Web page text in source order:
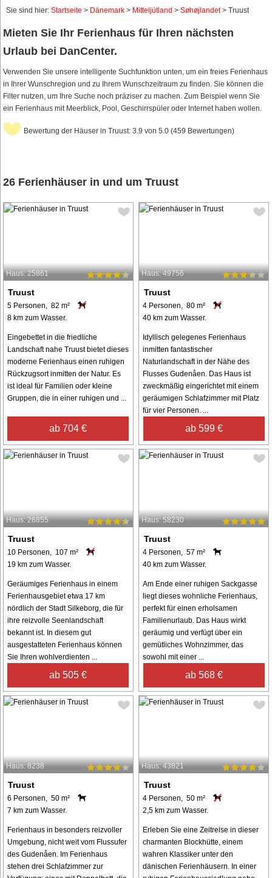
Sie sind hier: Startseite > Dänemark > Mitteljütland > Søhøjlandet> Truust
Mieten Sie Ihr Ferienhaus für Ihren nächsten
Urlaub bei DanCenter.
Verwenden Sie unsere intelligente Suchfunktion unten, um ein freies Ferienhaus
in Ihrer Wunschregion und zu Ihrem Wunschzeitraum zu finden. Sie können die
Filter nutzen, um Ihre Suche noch präziser zu machen. Zum Beispiel wenn Sie
ein Ferienhaus mit Meerblick, Pool, Geschirrspüler oder Internet haben wollen.
Bewertung der Häuser in Truust: 3.9 von 5.0 (459 Bewertungen)
26 Ferienhäuser in und um Truust
Haus: 25861
Truust
5 Personen, 82 m²
8 km zum Wasser.
Eingebettet in die friedliche
Landschaft nahe Truust bietet dieses
moderne Ferienhaus einen ruhigen
Rückzugsort inmitten der Natur. Es
ist ideal für Familien oder kleine
Gruppen, die in einer ruhigen und ...
ab 704 €
Haus: 49756
Truust
4 Personen, 80 m²
40 km zum Wasser.
Idyllisch gelegenes Ferienhaus
inmitten fantastischer
Naturlandschaft in der Nähe des
Flusses Gudenåen. Das Haus ist
zweckmäßig eingerichtet mit einem
geräumigen Schlafzimmer mit Platz
für vier Personen. ...
ab 599 €
Haus: 26855
Truust
10 Personen, 107 m²
19 km zum Wasser.
Geräumiges Ferienhaus in einem
Ferienhausgebiet etwa 17 km
nördlich der Stadt Silkeborg, die für
ihre reizvolle Seenlandschaft
bekannt ist. In diesem gut
ausgestatteten Ferienhaus können
Sie Ihren wohlverdienten ...
ab 505 €
Haus: 58230
Truust
4 Personen, 57 m²
40 km zum Wasser.
Am Ende einer ruhigen Sackgasse
liegt dieses wohnliche Ferienhaus,
perfekt für einen erholsamen
Familienurlaub. Das Haus wirkt
geräumig und verfügt über ein
gemütliches Wohnzimmer, das
sowohl mit einer ...
ab 568 €
Haus: 8238
Truust
6 Personen, 50 m²
7 km zum Wasser.
Ferienhaus in besonders reizvoller
Umgebung, nicht weit vom Flussufer
des Gudenåen. Im Ferienhaus
stehen drei Schlafzimmer zur
Haus: 43821
Truust
4 Personen, 50 m²
2,5 km zum Wasser.
Erleben Sie eine Zeitreise in dieser
charmanten Blockhütte, einem
wahren Klassiker unter den
dänischen Ferienhäusern. In einer